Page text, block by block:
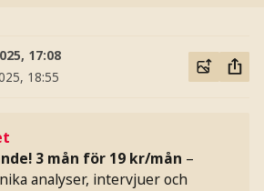
17:08
18:55
3 mån för 19 kr/mån –
analyser, intervjuer och